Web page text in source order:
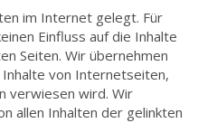
im Internet gelegt. Für
Einfluss auf die Inhalte
Seiten. Wir übernehmen
von Internetseiten,
verwiesen wird. Wir
allen Inhalten der gelinkten